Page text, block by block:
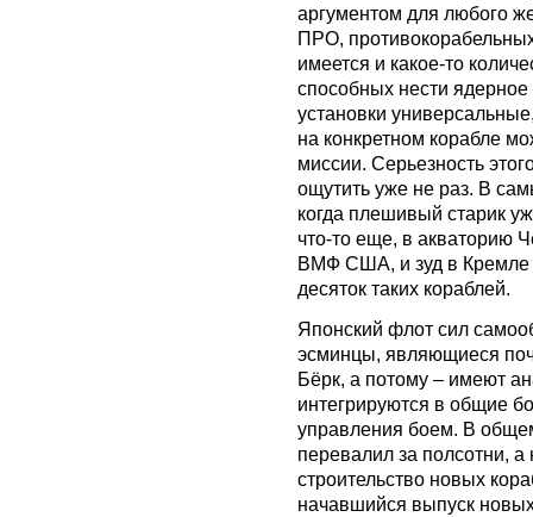
аргументом для любого
ПРО,
имеется и какое-то
способных нести
установки
на конкретном корабле
миссии. Серьезность
ощутить уже не раз. В
когда плешивый старик
что-то еще, в акваторию
ВМФ США, и зуд в Кремле
десяток таких кораблей.
Японский флот сил
эсминцы, являющиеся
Бёрк, а потому – имеют
интегрируются в общие
управления боем. В
перевалил за полсотни,
строительство новых
начавшийся выпуск